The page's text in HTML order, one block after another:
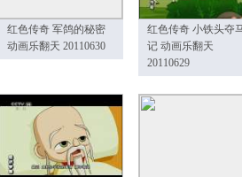
红色传奇 军鸽的秘密
动画乐翻天 20110630
红色传奇 小铁头夺
记 动画乐翻天
20110629